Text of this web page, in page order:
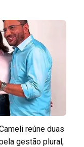
reúne duas
gestão plural,